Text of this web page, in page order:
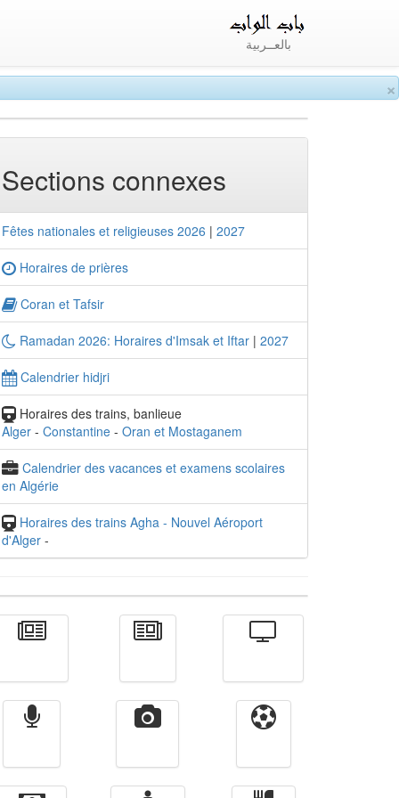
×
بالعــربية
Sections connexes
Fêtes nationales et religieuses 2026 | 2027
Horaires de prières
Coran et Tafsir
Ramadan 2026: Horaires d'Imsak et Iftar | 2027
Calendrier hidjri
Horaires des trains, banlieue
Alger - Constantine - Oran et Mostaganem
Calendrier des vacances et examens scolaires
en Algérie
Horaires des trains Agha - Nouvel Aéroport
d'Alger -